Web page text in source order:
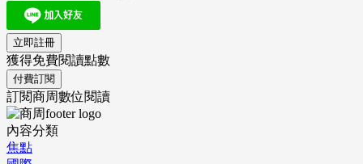
立即註冊
獲得免費閱讀點數
付費訂閱
訂閱商周數位閱讀
內容分類
焦點